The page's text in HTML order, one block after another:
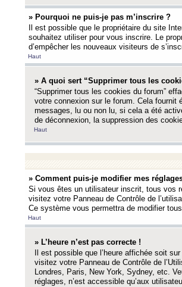
» Pourquoi ne puis-je pas m’inscrire ?
Il est possible que le propriétaire du site
souhaitez utiliser pour vous inscrire. Le
d’empêcher les nouveaux visiteurs de
Haut
» A quoi sert “Supprimer tous les
“Supprimer tous les cookies du forum”
votre connexion sur le forum. Cela fournit
messages, lu ou non lu, si cela a été
de déconnexion, la suppression des
Haut
» Comment puis-je modifier mes
Si vous êtes un utilisateur inscrit, tous vos
visitez votre Panneau de Contrôle de
Ce système vous permettra de modifier
Haut
» L’heure n’est pas correcte !
Il est possible que l’heure affichée soit
visitez votre Panneau de Contrôle de
Londres, Paris, New York, Sydney, etc.
réglages, n’est accessible qu’aux